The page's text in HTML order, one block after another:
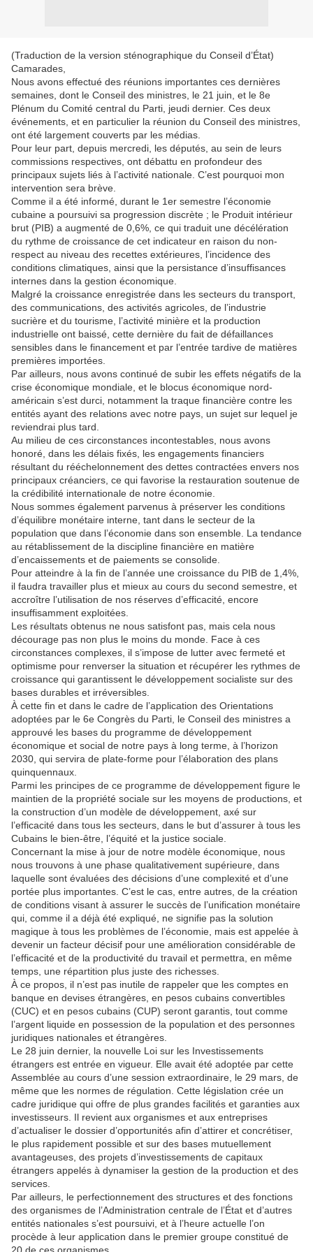
(Traduction de la version sténographique du Conseil d’État)
Camarades,
Nous avons effectué des réunions importantes ces dernières
semaines, dont le Conseil des ministres, le 21 juin, et le 8e
Plénum du Comité central du Parti, jeudi dernier. Ces deux
événements, et en particulier la réunion du Conseil des ministres,
ont été largement couverts par les médias.
Pour leur part, depuis mercredi, les députés, au sein de leurs
commissions respectives, ont débattu en profondeur des
principaux sujets liés à l’activité nationale. C’est pourquoi mon
intervention sera brève.
Comme il a été informé, durant le 1er semestre l’économie
cubaine a poursuivi sa progression discrète ; le Produit intérieur
brut (PIB) a augmenté de 0,6%, ce qui traduit une décélération
du rythme de croissance de cet indicateur en raison du non-
respect au niveau des recettes extérieures, l’incidence des
conditions climatiques, ainsi que la persistance d’insuffisances
internes dans la gestion économique.
Malgré la croissance enregistrée dans les secteurs du transport,
des communications, des activités agricoles, de l’industrie
sucrière et du tourisme, l’activité minière et la production
industrielle ont baissé, cette dernière du fait de défaillances
sensibles dans le financement et par l’entrée tardive de matières
premières importées.
Par ailleurs, nous avons continué de subir les effets négatifs de la
crise économique mondiale, et le blocus économique nord-
américain s’est durci, notamment la traque financière contre les
entités ayant des relations avec notre pays, un sujet sur lequel je
reviendrai plus tard.
Au milieu de ces circonstances incontestables, nous avons
honoré, dans les délais fixés, les engagements financiers
résultant du rééchelonnement des dettes contractées envers nos
principaux créanciers, ce qui favorise la restauration soutenue de
la crédibilité internationale de notre économie.
Nous sommes également parvenus à préserver les conditions
d’équilibre monétaire interne, tant dans le secteur de la
population que dans l’économie dans son ensemble. La tendance
au rétablissement de la discipline financière en matière
d’encaissements et de paiements se consolide.
Pour atteindre à la fin de l’année une croissance du PIB de 1,4%,
il faudra travailler plus et mieux au cours du second semestre, et
accroître l’utilisation de nos réserves d’efficacité, encore
insuffisamment exploitées.
Les résultats obtenus ne nous satisfont pas, mais cela nous
décourage pas non plus le moins du monde. Face à ces
circonstances complexes, il s’impose de lutter avec fermeté et
optimisme pour renverser la situation et récupérer les rythmes de
croissance qui garantissent le développement socialiste sur des
bases durables et irréversibles.
À cette fin et dans le cadre de l’application des Orientations
adoptées par le 6e Congrès du Parti, le Conseil des ministres a
approuvé les bases du programme de développement
économique et social de notre pays à long terme, à l’horizon
2030, qui servira de plate-forme pour l’élaboration des plans
quinquennaux.
Parmi les principes de ce programme de développement figure le
maintien de la propriété sociale sur les moyens de productions, et
la construction d’un modèle de développement, axé sur
l’efficacité dans tous les secteurs, dans le but d’assurer à tous les
Cubains le bien-être, l’équité et la justice sociale.
Concernant la mise à jour de notre modèle économique, nous
nous trouvons à une phase qualitativement supérieure, dans
laquelle sont évaluées des décisions d’une complexité et d’une
portée plus importantes. C’est le cas, entre autres, de la création
de conditions visant à assurer le succès de l’unification monétaire
qui, comme il a déjà été expliqué, ne signifie pas la solution
magique à tous les problèmes de l’économie, mais est appelée à
devenir un facteur décisif pour une amélioration considérable de
l’efficacité et de la productivité du travail et permettra, en même
temps, une répartition plus juste des richesses.
À ce propos, il n’est pas inutile de rappeler que les comptes en
banque en devises étrangères, en pesos cubains convertibles
(CUC) et en pesos cubains (CUP) seront garantis, tout comme
l’argent liquide en possession de la population et des personnes
juridiques nationales et étrangères.
Le 28 juin dernier, la nouvelle Loi sur les Investissements
étrangers est entrée en vigueur. Elle avait été adoptée par cette
Assemblée au cours d’une session extraordinaire, le 29 mars, de
même que les normes de régulation. Cette législation crée un
cadre juridique qui offre de plus grandes facilités et garanties aux
investisseurs. Il revient aux organismes et aux entreprises
d’actualiser le dossier d’opportunités afin d’attirer et concrétiser,
le plus rapidement possible et sur des bases mutuellement
avantageuses, des projets d’investissements de capitaux
étrangers appelés à dynamiser la gestion de la production et des
services.
Par ailleurs, le perfectionnement des structures et des fonctions
des organismes de l’Administration centrale de l’État et d’autres
entités nationales s’est poursuivi, et à l’heure actuelle l’on
procède à leur application dans le premier groupe constitué de